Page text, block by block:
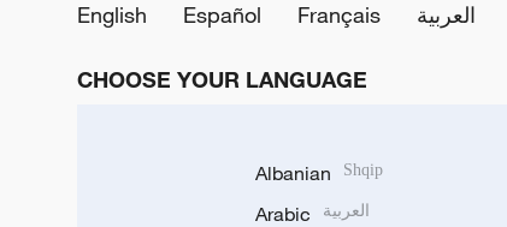
English
Español Français العربية
CHOOSE YOUR LANGUAGE
Albanian Shqip
Arabic العربية